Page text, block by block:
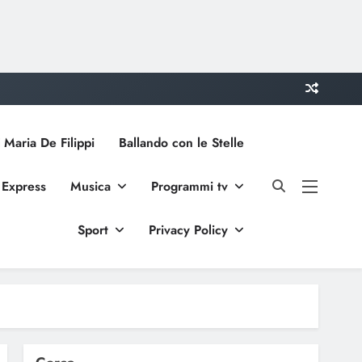
De Filippi Ballando con le Stelle
Musica Programmi tv
Sport Privacy Policy